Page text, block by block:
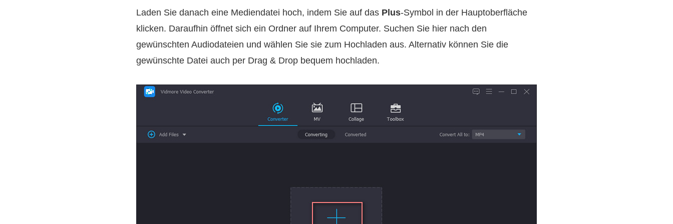
Laden Sie danach eine Mediendatei hoch, indem Sie auf das Plus-Symbol in der Hauptoberfläche
klicken. Daraufhin öffnet sich ein Ordner auf Ihrem Computer. Suchen Sie hier nach den
gewünschten Audiodateien und wählen Sie sie zum Hochladen aus. Alternativ können Sie die
gewünschte Datei auch per Drag & Drop bequem hochladen.